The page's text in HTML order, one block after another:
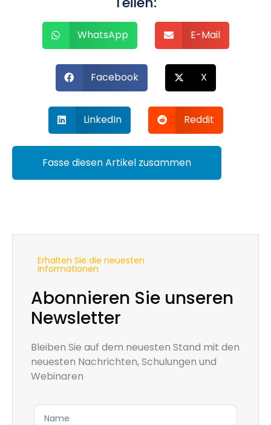
WhatsApp E-Mail
Facebook X
LinkedIn Reddit
Fasse diesen Artikel zusammen
Erhalten Sie die neuesten
Informationen
Abonnieren Sie unseren
Newsletter
Bleiben Sie auf dem neuesten Stand mit den
neuesten Nachrichten, Schulungen und
Webinaren